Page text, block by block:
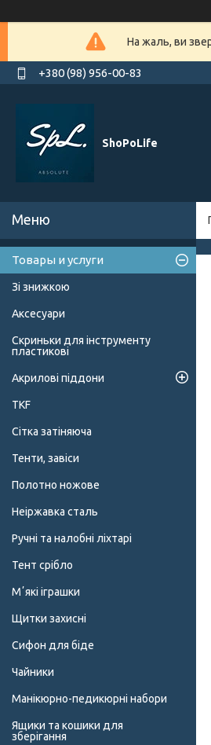
На жаль, ви
+380 (98) 956-00-83
ShoPoLife
Товары и услуги
Зі знижкою
Аксесуари
Скриньки для інструменту
пластикові
Акрилові піддони
TKF
Сітка затіняюча
Тенти, завіси
Полотно ножове
Неіржавка сталь
Ручні та налобні ліхтарі
Тент срібло
Мʼякі іграшки
Щитки захисні
Сифон для біде
Чайники
Манікюрно-педикюрні набори
Ящики та кошики для
зберігання